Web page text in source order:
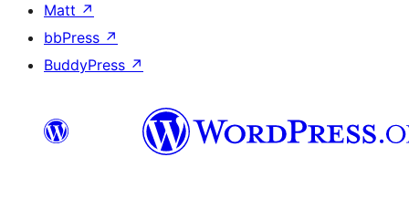
Matt ↗
bbPress ↗
BuddyPress ↗